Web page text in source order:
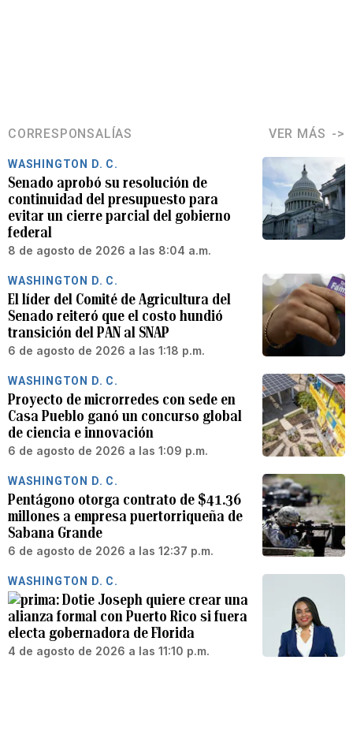
CORRESPONSALÍAS VER MÁS
WASHINGTON D. C.
Senado aprobó su resolución de
continuidad del presupuesto para
evitar un cierre parcial del gobierno
federal
8 de agosto de 2026 a las 8:04 a.m.
WASHINGTON D. C.
El líder del Comité de Agricultura del
Senado reiteró que el costo hundió
transición del PAN al SNAP
6 de agosto de 2026 a las 1:18 p.m.
WASHINGTON D. C.
Proyecto de microrredes con sede en
Casa Pueblo ganó un concurso global
de ciencia e innovación
6 de agosto de 2026 a las 1:09 p.m.
WASHINGTON D. C.
Pentágono otorga contrato de $41.36
millones a empresa puertorriqueña de
Sabana Grande
6 de agosto de 2026 a las 12:37 p.m.
WASHINGTON D. C.
Dotie Joseph quiere crear una
alianza formal con Puerto Rico si fuera
electa gobernadora de Florida
4 de agosto de 2026 a las 11:10 p.m.